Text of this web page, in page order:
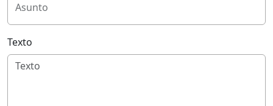
Asunto
Texto